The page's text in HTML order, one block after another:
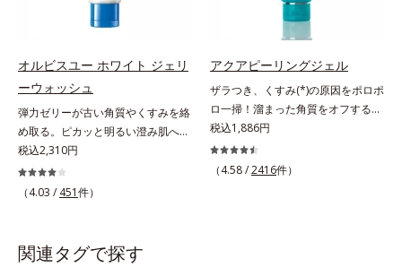
導く保湿成分各商品の詳しい情報は
商品ページをご覧ください。・
おいを与え、バリア機能を維持。ニ
キビができにくい肌を目指します。
した5種の整肌成分(*1)から成る
「ナノVCショットカプセル」を配
合。カプセルが浸透してから成分を
放出する特殊技術によって、高い浸
透力(*2)と安定性を実現。毛穴の目
立ちをしっかりケア(*3)して、ゆら
ぎやすいニキビ肌を、みずみずしい
清潔な垢抜け肌(*4)へと導きます。
(*5)。*1 テトラ2-ヘキシルデカン酸
アスコルビル、天然ビタミンE、イ
わかりました。そこでオルビス ブ
ライト シリーズは「メラニンにじ
み」に着目して「高圧処理ビタミン
C(*7)」を採用。肌奥(*5)まで浸透
ラニンの生成を食い止めます。また
オルビス独自成分の「ブライトVC
コンプレックス(*8)」が、透明感を
阻害する原因(*9)にアプローチしま
す。さらに肌表面のなめらかさやみ
オルビスユー ホワイト ジェリ
ーウォッシュ
弾力ゼリーが古い角質やくすみを絡
め取る。ピカッと明るい澄み肌へ。
若々しく透明感のある美肌を構成す
る要素と、年齢肌(*1)のメラニン生
成にアプローチして、明るくなめら
し、全方位的に肌の底上げを図りま
す。さらに、シミと年齢の関係に着
税込2,310円
（4.03 / 451件）
アクアピーリングジェル
ザラつき、くすみ(*)の原因をポロポ
ロ一掃！溜まった角質をオフするピ
ーリングジェル。ミネラル豊富な水
80％とアンズ果汁で保湿効果も。化
粧のりの悪さやくすみなどを、一気
税込1,886円
（4.58 /2416件）
関連タグで探す